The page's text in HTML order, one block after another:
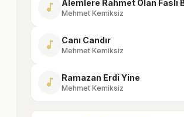
music_note Mehmet Kemiksiz
music_note Canı Candır
Mehmet Kemiksiz
music_note Ramazan Erdi Yine
Mehmet Kemiksiz